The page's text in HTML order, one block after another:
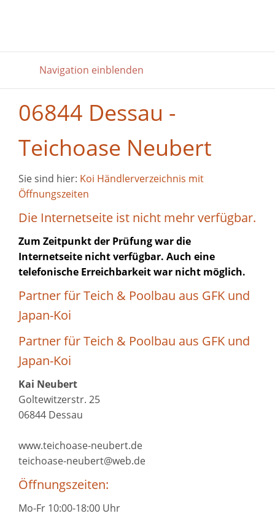
Navigation einblenden
06844 Dessau -
Teichoase Neubert
Sie sind hier: Koi Händlerverzeichnis mit
Öffnungszeiten
Die Internetseite ist nicht mehr verfügbar.
Zum Zeitpunkt der Prüfung war die
Internetseite nicht verfügbar. Auch eine
telefonische Erreichbarkeit war nicht möglich.
Partner für Teich & Poolbau aus GFK und
Japan-Koi
Partner für Teich & Poolbau aus GFK und
Japan-Koi
Kai Neubert
Goltewitzerstr. 25
06844 Dessau
www.teichoase-neubert.de
teichoase-neubert@web.de
Öffnungszeiten:
Mo-Fr 10:00-18:00 Uhr